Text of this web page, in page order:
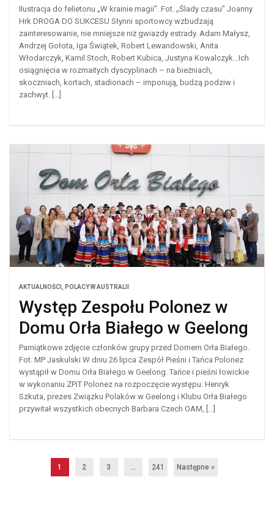
Ilustracja do felietonu „W krainie magii”. Fot. „Ślady czasu” Joanny
Hrk DROGA DO SUKCESU Słynni sportowcy wzbudzają
zainteresowanie, nie mniejsze niż gwiazdy estrady. Adam Małysz,
Andrzej Gołota, Iga Świątek, Robert Lewandowski, Anita
Włodarczyk, Kamil Stoch, Robert Kubica, Justyna Kowalczyk…Ich
osiągnięcia w rozmaitych dyscyplinach – na bieżniach,
skoczniach, kortach, stadionach – imponują, budzą podziw i
zachwyt. […]
AKTUALNOŚCI POLACY W AUSTRALII
Występ Zespołu Polonez w
Domu Orła Białego w Geelong
Pamiątkowe zdjęcie członków grupy przed Domem Orła Białego.
Fot. MP Jaskulski W dniu 26 lipca Zespół Pieśni i Tańca Polonez
wystąpił w Domu Orła Białego w Geelong. Tańce i pieśni łowickie
w wykonaniu ZPiT Polonez na rozpoczęcie występu. Henryk
Szkuta, prezes Związku Polaków w Geelong i Klubu Orła Białego
przywitał wszystkich obecnych Barbara Czech OAM, […]
1 2 3 241 Następne »